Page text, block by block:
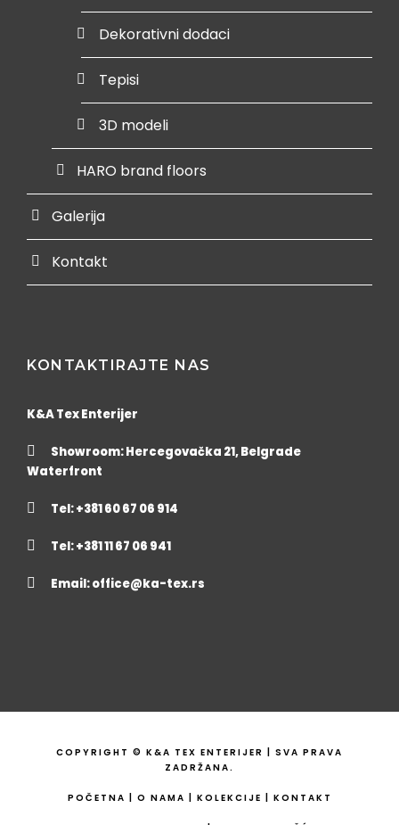
Dekorativni dodaci
Tepisi
3D modeli
HARO brand floors
Galerija
Kontakt
KONTAKTIRAJTE NAS
K&A Tex Enterijer
Showroom: Hercegovačka 21, Belgrade
Waterfront
Tel: +381 60 67 06 914
Tel: +381 11 67 06 941
Email:office@ka-tex.rs
COPYRIGHT © K&A TEX ENTERIJER | SVA PRAVA
ZADRŽANA.
POČETNA | O NAMA | KOLEKCIJE | KONTAKT